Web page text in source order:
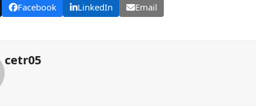
Facebook LinkedIn Email
cetr05